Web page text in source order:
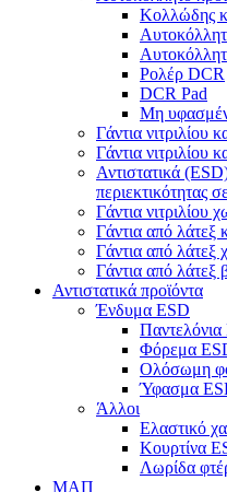
Κολλώδης
Ρολέρ DCR
DCR Pad
Μη
Γάντια νιτριλίου
Γάντια νιτριλίου
Αντιστατικά
περιεκτικότητας
Γάντια νιτριλίου
Γάντια από λάτεξ
Γάντια από λάτεξ
Γάντια από λάτεξ
Αντιστατικά προϊόντα
Ένδυμα ESD
Παντελόνια
Φόρεμα
Ολόσωμη
Ύφασμα
Άλλοι
Ελαστικό
Κουρτίνα
Λωρίδα
ΜΑΠ